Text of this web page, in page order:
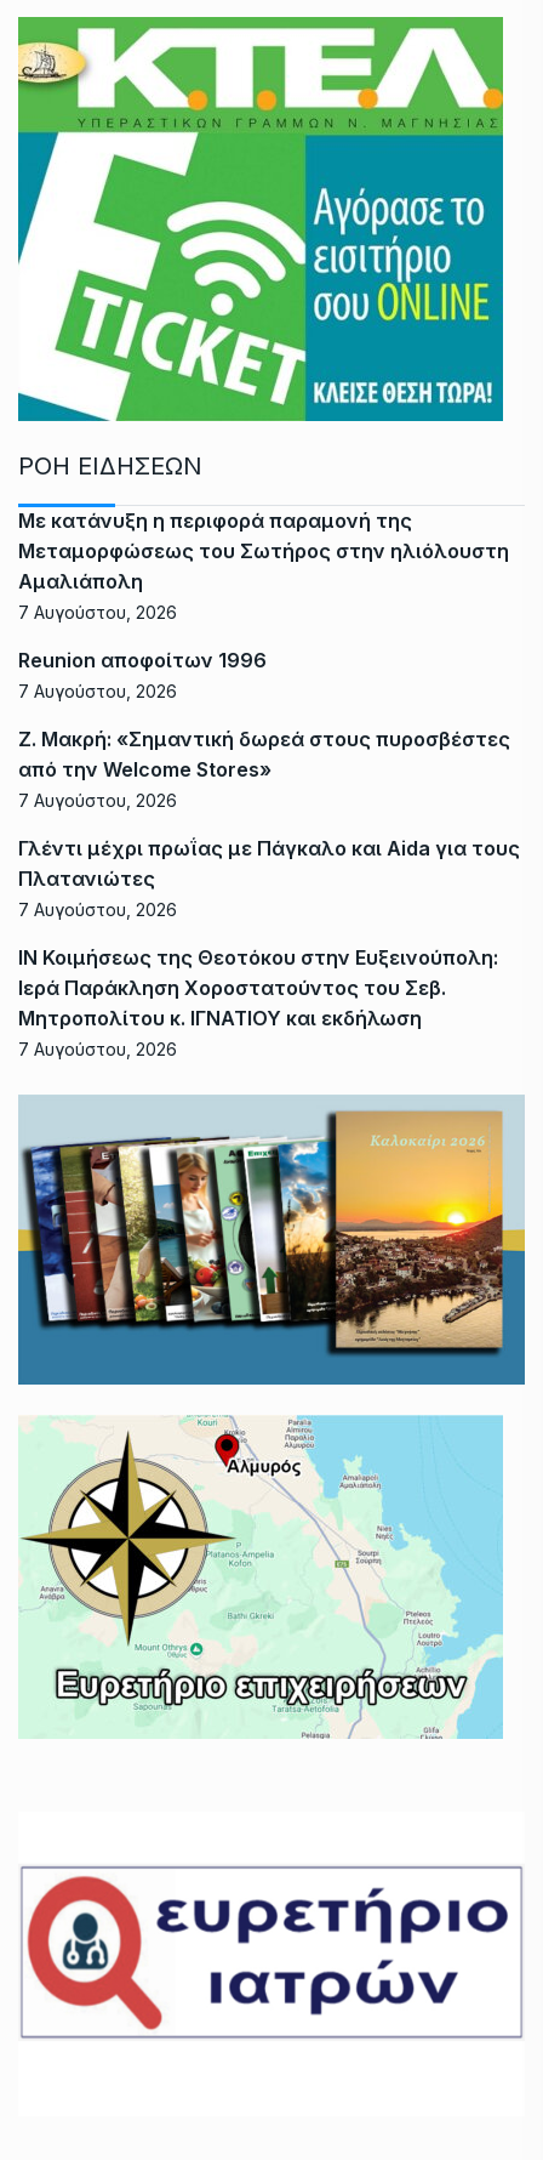
ΡΟΗ ΕΙΔΗΣΕΩΝ
Με κατάνυξη η περιφορά παραμονή της
Μεταμορφώσεως του Σωτήρος στην ηλιόλουστη
Αμαλιάπολη
7 Αυγούστου, 2026
Reunion αποφοίτων 1996
7 Αυγούστου, 2026
Ζ. Μακρή: «Σημαντική δωρεά στους πυροσβέστες
από την Welcome Stores»
7 Αυγούστου, 2026
Γλέντι μέχρι πρωΐας με Πάγκαλο και Aida για τους
Πλατανιώτες
7 Αυγούστου, 2026
ΙΝ Κοιμήσεως της Θεοτόκου στην Ευξεινούπολη:
Ιερά Παράκληση Χοροστατούντος του Σεβ.
Μητροπολίτου κ. ΙΓΝΑΤΙΟΥ και εκδήλωση
7 Αυγούστου, 2026